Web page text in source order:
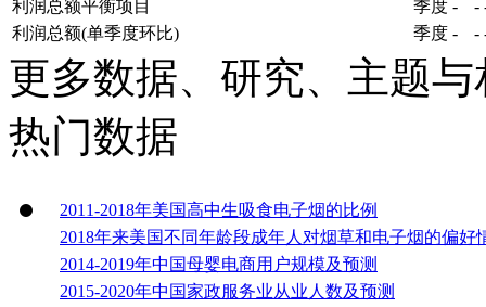
利润总额平衡项目
季度 - -
利润总额(单季度环比)
季度 - -
更多数据、研究、主题
热门数据
2011-2018年美国高中生吸食电子烟的比例
2018年来美国不同年龄段成年人对烟草和电子烟的偏好
2014-2019年中国母婴电商用户规模及预测
2015-2020年中国家政服务业从业人数及预测